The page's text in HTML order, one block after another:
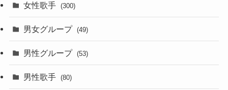
女性歌手 (300)
男女グループ (49)
男性グループ (53)
男性歌手 (80)